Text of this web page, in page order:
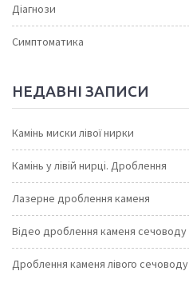
Діагнози
Симптоматика
НЕДАВНІ ЗАПИСИ
Камінь миски лівої нирки
Камінь у лівій нирці. Дроблення
Лазерне дроблення каменя
Відео дроблення каменя сечоводу
Дроблення каменя лівого сечоводу